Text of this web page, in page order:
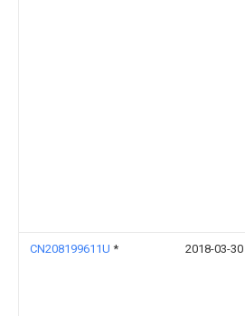
CN208199611U * 2018-03-30